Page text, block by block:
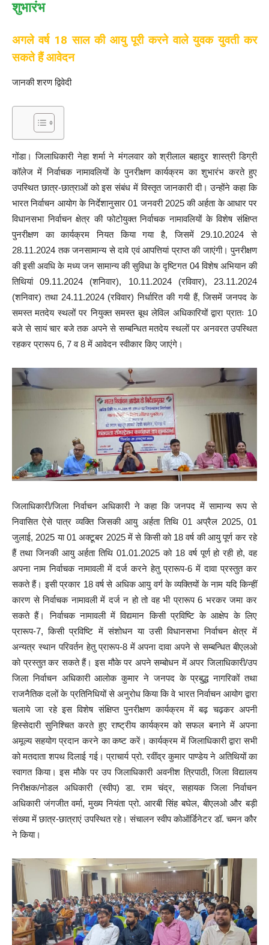
शुभारंभ
अगले वर्ष 18 साल की आयु पूरी करने वाले युवक युवती कर
सकते हैं आवेदन
जानकी शरण द्विवेदी
गोंडा। जिलाधिकारी नेहा शर्मा ने मंगलवार को श्रीलाल बहादुर शास्त्री डिग्री
कॉलेज में निर्वाचक नामावलियों के पुनरीक्षण कार्यक्रम का शुभारंभ करते हुए
उपस्थित छात्र-छात्राओं को इस संबंध में विस्तृत जानकारी दी। उन्होंने कहा कि
भारत निर्वाचन आयोग के निर्देशानुसार 01 जनवरी 2025 की अर्हता के आधार पर
विधानसभा निर्वाचन क्षेत्र की फोटोयुक्त निर्वाचक नामावलियों के विशेष संक्षिप्त
पुनरीक्षण का कार्यक्रम नियत किया गया है, जिसमें 29.10.2024 से
28.11.2024 तक जनसामान्य से दावे एवं आपत्तियां प्राप्त की जाएंगी। पुनरीक्षण
की इसी अवधि के मध्य जन सामान्य की सुविधा के दृष्टिगत 04 विशेष अभियान की
तिथियां 09.11.2024 (शनिवार), 10.11.2024 (रविवार), 23.11.2024
(शनिवार) तथा 24.11.2024 (रविवार) निर्धारित की गयी हैं, जिसमें जनपद के
समस्त मतदेय स्थलों पर नियुक्त समस्त बूथ लेविल अधिकारियों द्वारा प्रातः 10
बजे से सायं चार बजे तक अपने से सम्बन्धित मतदेय स्थलों पर अनवरत उपस्थित
रहकर प्रारूप 6, 7 व 8 में आवेदन स्वीकार किए जाएंगे।
जिलाधिकारी/जिला निर्वाचन अधिकारी ने कहा कि जनपद में सामान्य रूप से
निवासित ऐसे पात्र व्यक्ति जिसकी आयु अर्हता तिथि 01 अप्रैल 2025, 01
जुलाई, 2025 या 01 अक्टूबर 2025 में से किसी को 18 वर्ष की आयु पूर्ण कर रहे
हैं तथा जिनकी आयु अर्हता तिथि 01.01.2025 को 18 वर्ष पूर्ण हो रही हो, वह
अपना नाम निर्वाचक नामावली में दर्ज करने हेतु प्रारूप-6 में दावा प्रस्तुत कर
सकते हैं। इसी प्रकार 18 वर्ष से अधिक आयु वर्ग के व्यक्तियों के नाम यदि किन्हीं
कारण से निर्वाचक नामावली में दर्ज न हो तो वह भी प्रारूप 6 भरकर जमा कर
सकते हैं। निर्वाचक नामावली में विद्यमान किसी प्रविष्टि के आक्षेप के लिए
प्रारूप-7, किसी प्रविष्टि में संशोधन या उसी विधानसभा निर्वाचन क्षेत्र में
अन्यत्र स्थान परिवर्तन हेतु प्रारूप-8 में अपना दावा अपने से सम्बन्धित बीएलओ
को प्रस्तुत कर सकते हैं। इस मौके पर अपने सम्बोधन में अपर जिलाधिकारी/उप
जिला निर्वाचन अधिकारी आलोक कुमार ने जनपद के प्रबुद्ध नागरिकों तथा
राजनैतिक दलों के प्रतिनिधियों से अनुरोध किया कि वे भारत निर्वाचन आयोग द्वारा
चलाये जा रहे इस विशेष संक्षिप्त पुनरीक्षण कार्यक्रम में बढ़ चढ़कर अपनी
हिस्सेदारी सुनिश्चित करते हुए राष्ट्रीय कार्यक्रम को सफल बनाने में अपना
अमूल्य सहयोग प्रदान करने का कष्ट करें। कार्यक्रम में जिलाधिकारी द्वारा सभी
को मतदाता शपथ दिलाई गई। प्राचार्य प्रो. रवींद्र कुमार पाण्डेय ने अतिथियों का
स्वागत किया। इस मौके पर उप जिलाधिकारी अवनीश त्रिपाठी, जिला विद्यालय
निरीक्षक/नोडल अधिकारी (स्वीप) डा. राम चंद्र, सहायक जिला निर्वाचन
अधिकारी जंगजीत वर्मा, मुख्य नियंता प्रो. आरबी सिंह बघेल, बीएलओ और बड़ी
संख्या में छात्र-छात्राएं उपस्थित रहे। संचालन स्वीप कोऑर्डिनेटर डॉ. चमन कौर
ने किया।